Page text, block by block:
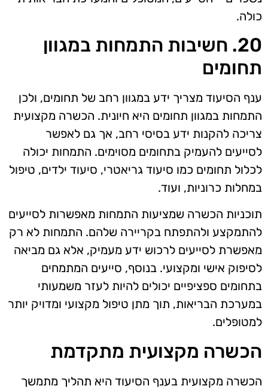
כולה.
20. חשיבות התמחות במגוון
תחומים
ענף הסיעוד מצריך ידע במגוון רחב של תחומים, ולכן
התמחות במגוון תחומים היא חיונית. הכשרה מקצועית
צריכה להקנות ידע בסיסי רחב, אך גם לאפשר
לסייעים להעמיק בתחומים מסוימים. התמחות יכולה
לכלול תחומים כמו סיעוד גריאטרי, סיעוד ילדים, טיפול
במחלות כרוניות, ועוד.
תוכניות הכשרה שמציעות התמחות מאפשרות לסייעים
להתמקצע ולהתפתח בקריירה שלהם. התמחות לא רק
מאפשרת לסייעים לרכוש ידע מעמיק, אלא גם מביאה
לסיפוק אישי ומקצועי. בנוסף, סייעים המתמחים
בתחומים ספציפיים יכולים להיות לעזר משמעותי
במערכת הבריאות, תוך מתן טיפול מקצועי ומדויק יותר
למטופלים.
הכשרה מקצועית מתקדמת
הכשרה מקצועית בענף הסיעוד היא תהליך מתמשך